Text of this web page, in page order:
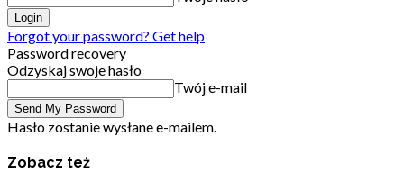
Forgot your password? Get help
Password recovery
Odzyskaj swoje hasło
Twój e-mail
Hasło zostanie wysłane e-mailem.
Zobacz też